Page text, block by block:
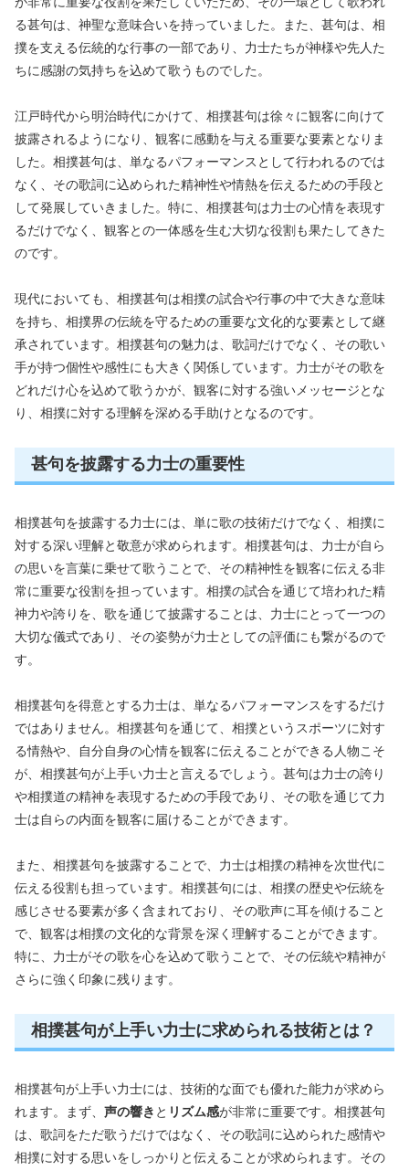
る甚句は、神聖な意味合いを持っていました。また、甚句は、相
撲を支える伝統的な行事の一部であり、力士たちが神様や先人た
ちに感謝の気持ちを込めて歌うものでした。
江戸時代から明治時代にかけて、相撲甚句は徐々に観客に向けて
披露されるようになり、観客に感動を与える重要な要素となりま
した。相撲甚句は、単なるパフォーマンスとして行われるのでは
なく、その歌詞に込められた精神性や情熱を伝えるための手段と
して発展していきました。特に、相撲甚句は力士の心情を表現す
るだけでなく、観客との一体感を生む大切な役割も果たしてきた
のです。
現代においても、相撲甚句は相撲の試合や行事の中で大きな意味
を持ち、相撲界の伝統を守るための重要な文化的な要素として継
承されています。相撲甚句の魅力は、歌詞だけでなく、その歌い
手が持つ個性や感性にも大きく関係しています。力士がその歌を
どれだけ心を込めて歌うかが、観客に対する強いメッセージとな
り、相撲に対する理解を深める手助けとなるのです。
甚句を披露する力士の重要性
相撲甚句を披露する力士には、単に歌の技術だけでなく、相撲に
対する深い理解と敬意が求められます。相撲甚句は、力士が自ら
の思いを言葉に乗せて歌うことで、その精神性を観客に伝える非
常に重要な役割を担っています。相撲の試合を通じて培われた精
神力や誇りを、歌を通じて披露することは、力士にとって一つの
大切な儀式であり、その姿勢が力士としての評価にも繋がるので
す。
相撲甚句を得意とする力士は、単なるパフォーマンスをするだけ
ではありません。相撲甚句を通じて、相撲というスポーツに対す
る情熱や、自分自身の心情を観客に伝えることができる人物こそ
が、相撲甚句が上手い力士と言えるでしょう。甚句は力士の誇り
や相撲道の精神を表現するための手段であり、その歌を通じて力
士は自らの内面を観客に届けることができます。
また、相撲甚句を披露することで、力士は相撲の精神を次世代に
伝える役割も担っています。相撲甚句には、相撲の歴史や伝統を
感じさせる要素が多く含まれており、その歌声に耳を傾けること
で、観客は相撲の文化的な背景を深く理解することができます。
特に、力士がその歌を心を込めて歌うことで、その伝統や精神が
さらに強く印象に残ります。
相撲甚句が上手い力士に求められる技術とは？
相撲甚句が上手い力士には、技術的な面でも優れた能力が求めら
れます。まず、 声の響き と リズム感が非常に重要です。相撲甚句
は、歌詞をただ歌うだけではなく、その歌詞に込められた感情や
相撲に対する思いをしっかりと伝えることが求められます。その